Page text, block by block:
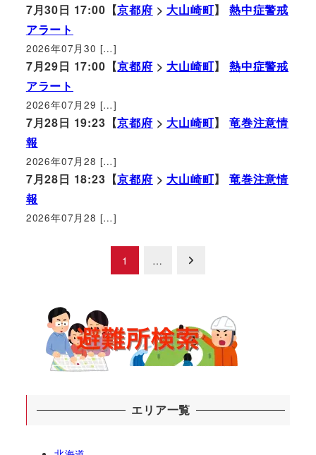
7月30日 17:00【京都府 > 大山崎町】熱中症警戒
アラート
2026年07月30 […]
7月29日 17:00【京都府 > 大山崎町】熱中症警戒
アラート
2026年07月29 […]
7月28日 19:23【京都府 > 大山崎町】竜巻注意情
報
2026年07月28 […]
7月28日 18:23【京都府 > 大山崎町】竜巻注意情
報
2026年07月28 […]
ジ
送
1 …
エリア一覧